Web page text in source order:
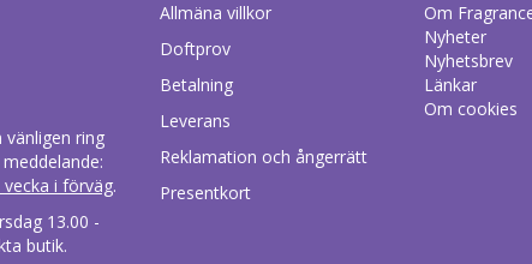
ring
i förväg.
13.00 -
butik.
Allmäna villkor
Doftprov
Betalning
Leverans
Reklamation och ångerrätt
Presentkort
Om
Nyheter
Nyhetsbrev
Länkar
Om cookies